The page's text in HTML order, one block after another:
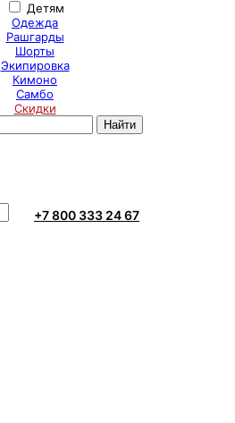
Детям
Одежда
Рашгарды
Шорты
Экипировка
Кимоно
Самбо
Скидки
+7 800 333 24 67